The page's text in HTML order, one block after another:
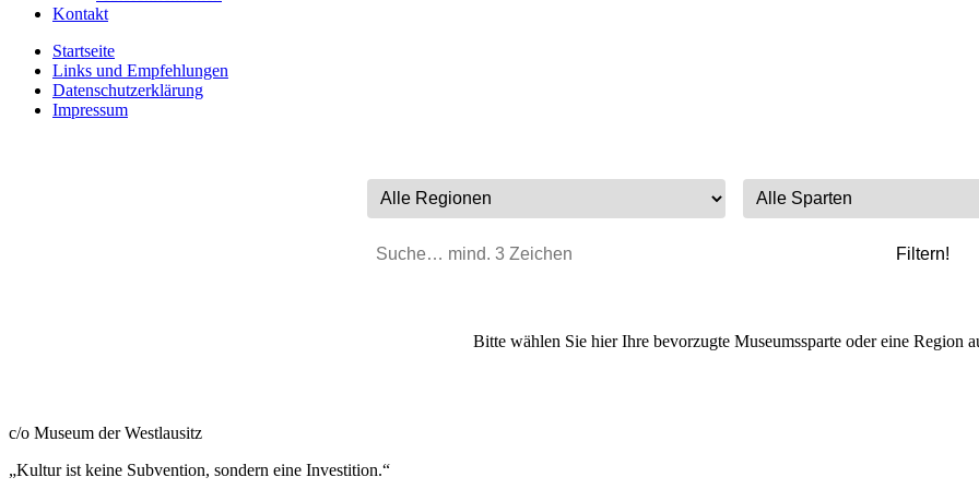
Kontakt
Startseite
Links und Empfehlungen
Datenschutzerklärung
Impressum
Bitte wählen Sie hier Ihre bevorzugte Museumssparte oder eine Region
c/o Museum der Westlausitz
„Kultur ist keine Subvention, sondern eine Investition.“